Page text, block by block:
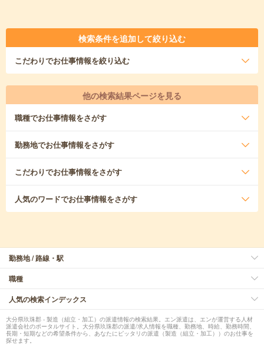
検索条件を追加して絞り込む
こだわりでお仕事情報を絞り込む
他の検索結果ページを見る
職種でお仕事情報をさがす
勤務地でお仕事情報をさがす
こだわりでお仕事情報をさがす
人気のワードでお仕事情報をさがす
勤務地 / 路線・駅
職種
人気の検索インデックス
大分県玖珠郡 - 製造（組立・加工）の派遣情報の検索結果。エン派遣は、エンが運営する人材
派遣会社のポータルサイト。大分県玖珠郡の派遣/求人情報を職種、勤務地、時給、勤務時間、
長期・短期などの希望条件から、あなたにピッタリの派遣（製造（組立・加工））のお仕事を
探せます。